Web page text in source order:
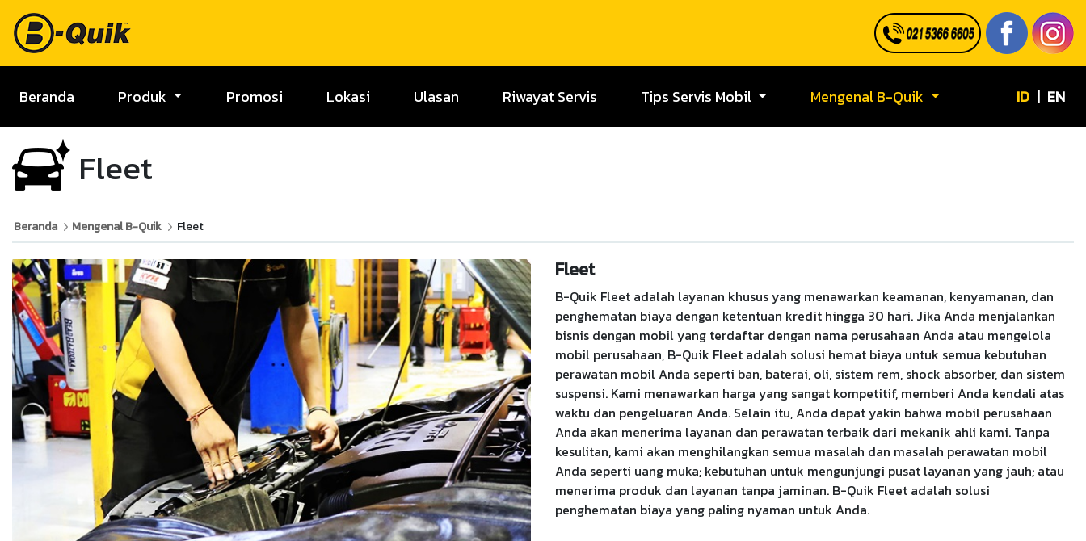
ID | EN
Beranda Produk Promosi Lokasi Ulasan Riwayat Servis Tips Servis Mobil Mengenal B-Quik
Fleet
Beranda Mengenal B-Quik Fleet
Fleet
B-Quik Fleet adalah layanan khusus yang menawarkan keamanan, kenyamanan, dan
penghematan biaya dengan ketentuan kredit hingga 30 hari. Jika Anda menjalankan
bisnis dengan mobil yang terdaftar dengan nama perusahaan Anda atau mengelola
mobil perusahaan, B-Quik Fleet adalah solusi hemat biaya untuk semua kebutuhan
perawatan mobil Anda seperti ban, baterai, oli, sistem rem, shock absorber, dan sistem
suspensi. Kami menawarkan harga yang sangat kompetitif, memberi Anda kendali atas
waktu dan pengeluaran Anda. Selain itu, Anda dapat yakin bahwa mobil perusahaan
Anda akan menerima layanan dan perawatan terbaik dari mekanik ahli kami. Tanpa
kesulitan, kami akan menghilangkan semua masalah dan masalah perawatan mobil
Anda seperti uang muka; kebutuhan untuk mengunjungi pusat layanan yang jauh; atau
menerima produk dan layanan tanpa jaminan. B-Quik Fleet adalah solusi
penghematan biaya yang paling nyaman untuk Anda.